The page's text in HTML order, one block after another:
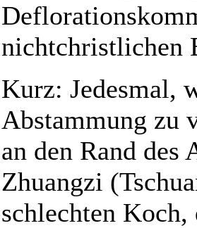
nichtchristlichen
Kurz: Jedesmal,
Abstammung zu
an den Rand des
Zhuangzi
schlechten Koch,